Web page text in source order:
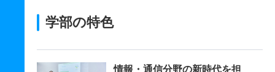
学部の特色
情報・通信分野の新時代を担